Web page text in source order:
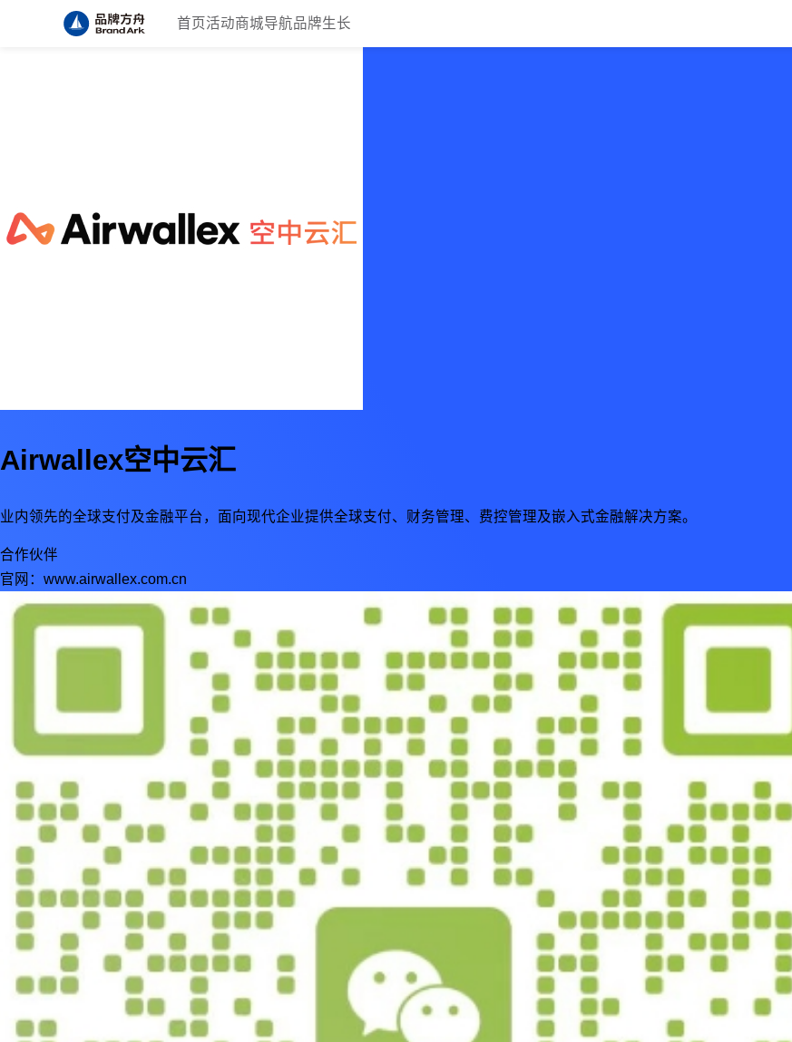
首页 活动商城导航品牌生长
Airwallex空中云汇
业内领先的全球支付及金融平台，面向现代企业提供全球支付、财务管理、费控管理及嵌入式金融解决方案。
合作伙伴
官网： www.airwallex.com.cn